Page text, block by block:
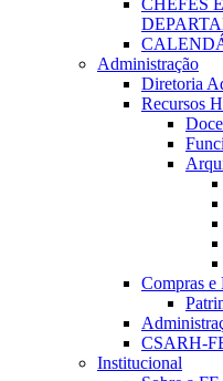
CHEFES
Administração
Diretoria
Recursos
Compras e
CSARH-
Institucional